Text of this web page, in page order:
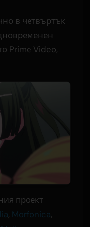
в четвъртък
Prime Video,
проект
, Morfonica,